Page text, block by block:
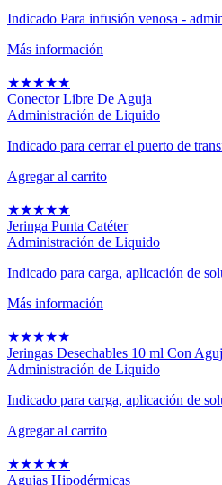
Indicado Para infusión venosa -
Más información
★★★★★
Conector Libre De Aguja
Administración de Liquido
Indicado para cerrar el puerto de
Agregar al carrito
★★★★★
Jeringa Punta Catéter
Administración de Liquido
Indicado para carga, aplicación de
Más información
★★★★★
Jeringas Desechables 10 ml Con
Administración de Liquido
Indicado para carga, aplicación de
Agregar al carrito
★★★★★
Agujas Hipodérmicas